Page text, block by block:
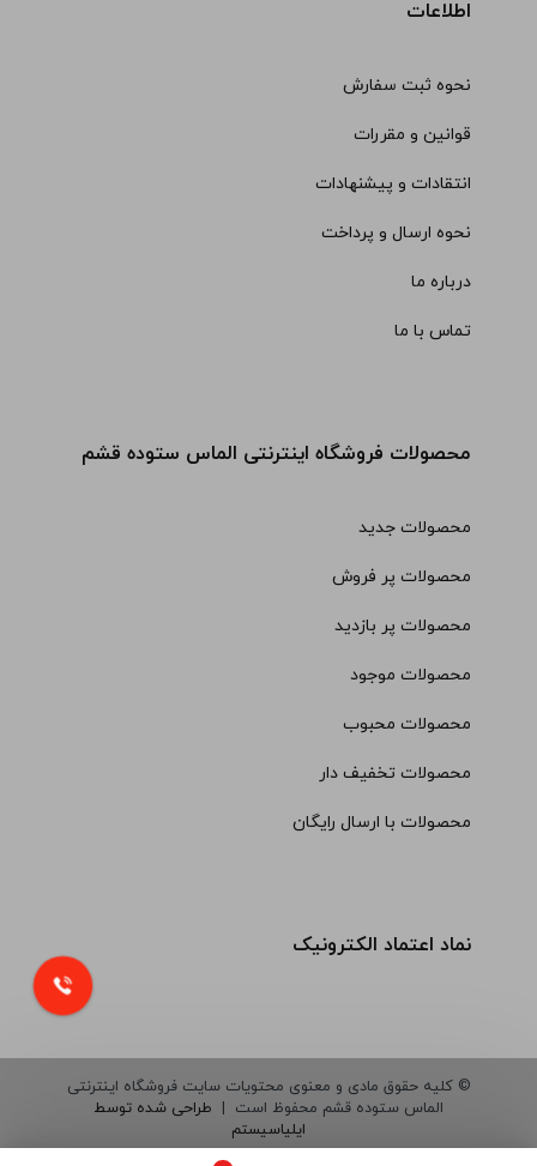
اطلاعات
نحوه ثبت سفارش
قوانین و مقررات
انتقادات و پیشنهادات
نحوه ارسال و پرداخت
درباره ما
تماس با ما
محصولات فروشگاه اینترنتی الماس ستوده قشم
محصولات جدید
محصولات پر فروش
محصولات پر بازدید
محصولات موجود
محصولات محبوب
محصولات تخفیف دار
محصولات با ارسال رایگان
نماد اعتماد الکترونیک
© کلیه حقوق مادی و معنوی محتویات سایت فروشگاه اینترنتی
الماس ستوده قشم محفوظ است | طراحی شده توسط
ایلیاسیستم